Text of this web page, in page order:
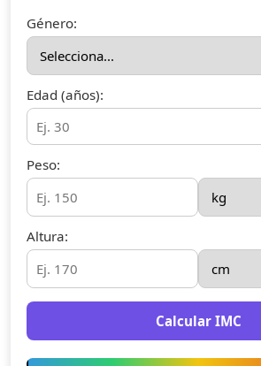
Género:
Edad (años):
Peso:
Altura:
Calcular IMC